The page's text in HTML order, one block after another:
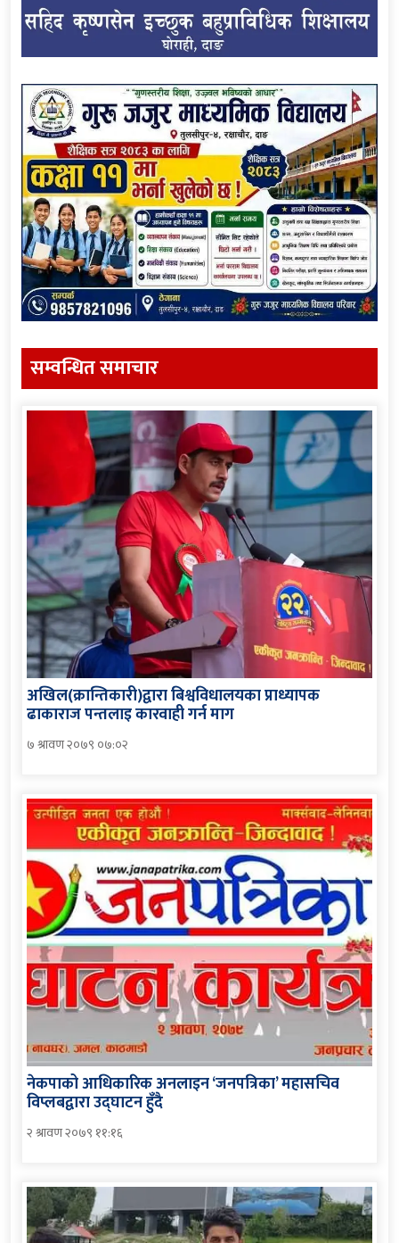
सम्वन्धित समाचार
अखिल(क्रान्तिकारी)द्वारा बिश्वविधालयका प्राध्यापक
ढाकाराज पन्तलाइ कारवाही गर्न माग
७ श्रावण २०७९ ०७:०२
नेकपाको आधिकारिक अनलाइन ‘जनपत्रिका’ महासचिव
विप्लबद्वारा उद्घाटन हुँदै
२ श्रावण २०७९ ११:१६